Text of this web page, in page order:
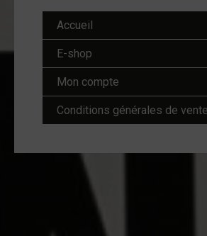
Accueil
E-shop
Mon compte
Conditions générales de